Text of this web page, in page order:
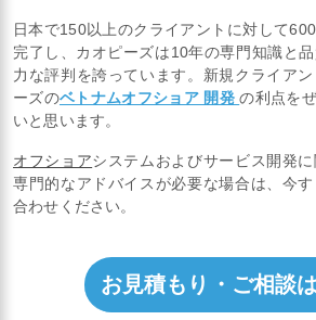
日本で150以上のクライアントに対して
完了し、カオピーズは10年の専門知識と
力な評判を誇っています。新規クライア
ーズのベトナムオフショア 開発の利点を
いと思います。
オフショアシステムおよびサービス開発
専門的なアドバイスが必要な場合は、今
合わせください。
お見積もり・ご相談